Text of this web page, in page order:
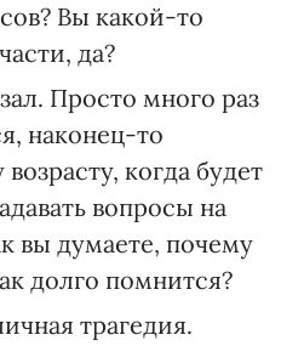
Вы какой-то
да?
Просто много раз
наконец-то
когда будет
вопросы на
вы думаете, почему
долго помнится?
трагедия.